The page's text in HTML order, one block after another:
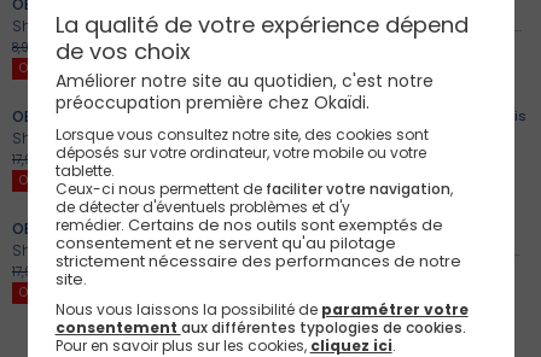
OUTLET
OBAIBI
Short en molleton léger vert bébé fille
8,99€ -60% 3,59€
Short à plis en molleton jaune bébé fille
+
OUTLET
OBAIBI
Short flanellisé à carreaux gris bébé fille
17,99€ -60% 7,19€
OUTLET
Coloris
Short denim blanc bébé fille
12,99€ -60% 5,19€
+
OUTLET
OBAIBI 2 Coloris
Short velours rose bébé fille
17,99€ -40% 10,79€
+
OBAIBI
Jupe courte plissée denim brut bleu bébé fille
17,99€ -40% 10,79€
La qualité de votre expérience dépend
de vos choix
Améliorer notre site au quotidien, c'est notre
préoccupation première chez Okaïdi.
Lorsque vous consultez notre site, des cookies sont
déposés sur votre ordinateur, votre mobile ou votre
tablette.
Ceux-ci nous permettent de faciliter votre navigation,
de détecter d'éventuels problèmes et d'y
remédier. Certains de nos outils sont exemptés de
consentement et ne servent qu'au pilotage
strictement nécessaire des performances de notre
site.
Nous vous laissons la possibilité de paramétrer votre
consentement aux différentes typologies de cookies.
Pour en savoir plus sur les cookies, cliquez ici.